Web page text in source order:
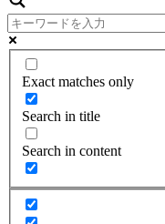
Exact matches only
Search in title
Search in content